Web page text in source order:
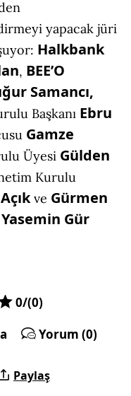
yapacak jüri
Halkbank
, BEE’O
Samancı,
Başkanı Ebru
Gamze
Üyesi Gülden
Kurulu
ve Gürmen
Yasemin Gür
0/(0)
Yorum (0)
Paylaş